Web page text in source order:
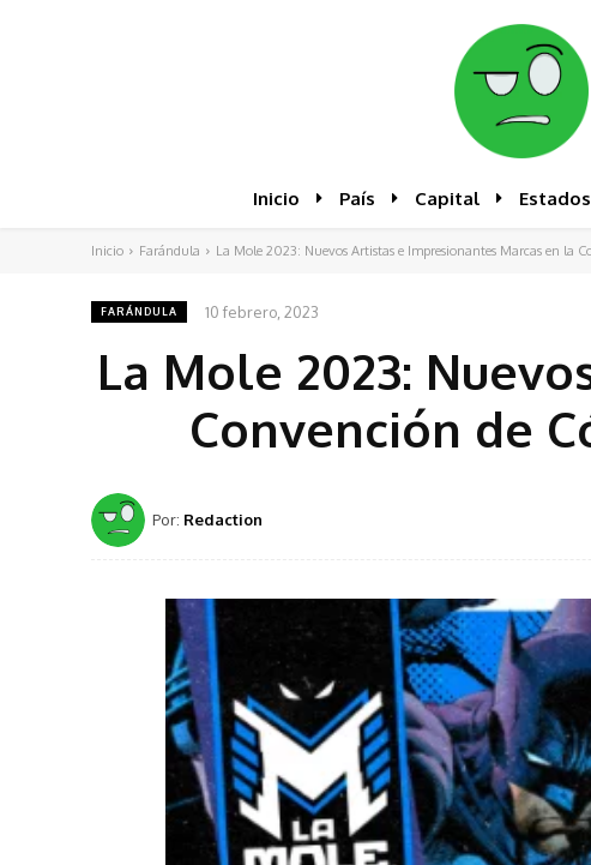
Inicio País Capital Estados
Inicio Farándula La Mole 2023: Nuevos Artistas e Impresionantes Marcas en la
FARÁNDULA 10 febrero, 2023
La Mole 2023:
Convención de
Por: Redaction